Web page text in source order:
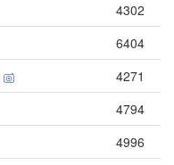
4302
6404
4271
4794
4996